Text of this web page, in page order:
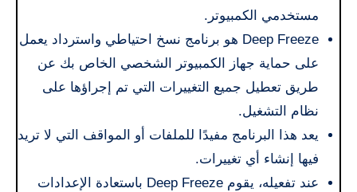
مستخدمي الكمبيوتر.
Deep Freeze هو برنامج نسخ احتياطي واسترداد يعمل
على حماية جهاز الكمبيوتر الشخصي الخاص بك عن
طريق تعطيل جميع التغييرات التي تم إجراؤها على
نظام التشغيل.
يعد هذا البرنامج مفيدًا للملفات أو المواقف التي لا تريد
فيها إنشاء أي تغييرات.
عند تفعيله، يقوم Deep Freeze باستعادة الإعدادات